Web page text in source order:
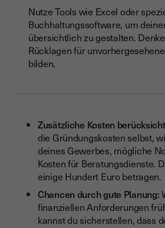
Nutze Tools wie Excel oder
Buchhaltungssoftware, um
übersichtlich zu gestalten.
Rücklagen für
bilden.
Zusätzliche Kosten
die Gründungskosten selbst,
deines Gewerbes, mögliche
Kosten für Beratungsdienste.
einige Hundert Euro betragen.
Chancen durch gute Planung:
finanziellen Anforderungen
kannst du sicherstellen, dass